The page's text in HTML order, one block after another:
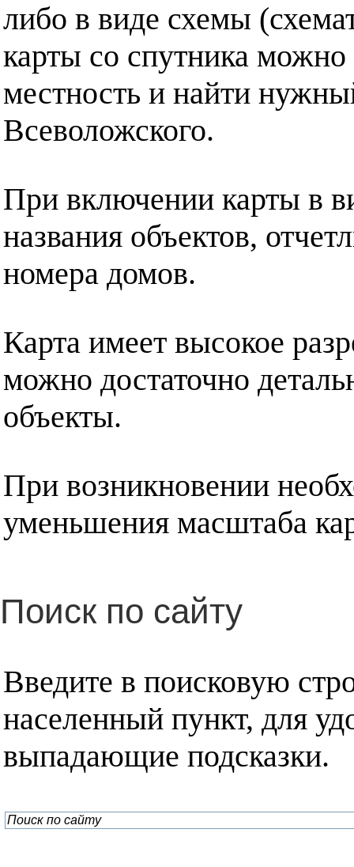
либо в виде схемы
карты со спутника можно
местность и найти
Всеволожского.
При включении карты в
названия объектов,
номера домов.
Карта имеет высокое
можно достаточно
объекты.
При возникновении
уменьшения масштаба
Поиск по сайту
Введите в поисковую
населенный пункт, для
выпадающие подсказки.